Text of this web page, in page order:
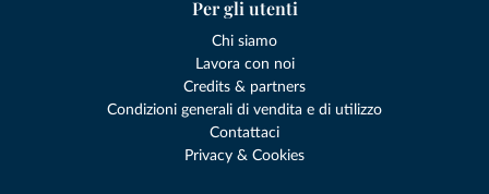
Per gli utenti
Chi siamo
Lavora con noi
Credits & partners
Condizioni generali di vendita e di utilizzo
Contattaci
Privacy & Cookies